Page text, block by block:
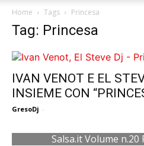
Home Tags Princesa
Tag: Princesa
IVAN VENOT E EL
INSIEME CON
GresoDj -
Salsa.it Volume